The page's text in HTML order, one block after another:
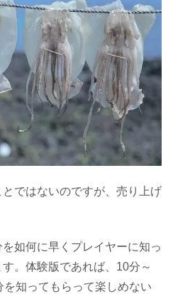
ではないのですが、売り上げ
如何に早くプレイヤーに知っ
。体験版であれば、10分～
知ってもらって楽しめない